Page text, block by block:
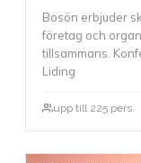
Bosön erbjuder
företag och
tillsammans.
Liding
upp till 225 pers.